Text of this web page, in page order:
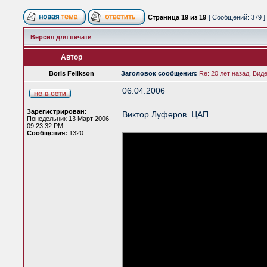
Страница 19 из 19 [ Сообщений: 379 ]
Версия для печати
Автор
Boris Felikson Заголовок сообщения: Re: 20 лет назад.
Зарегистрирован:
Понедельник 13 Март 2006
09:23:32 PM
Сообщения: 1320
06.04.2006
Виктор Луферов. ЦАП